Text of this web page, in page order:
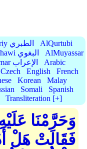
AtTabariy الطبري
AlQurtubi
AlBaghawi البغوي
AlMuyassar
Grammar الإعراب
Arabic
Czech English
French
Korean
Malay
Somali
Spanish
Transliteration [+]
وَحَرَّمْنَا
فَقَالَتْ هَلْ